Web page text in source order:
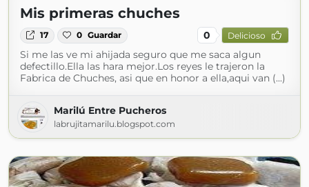
Mis primeras chuches
17 0 Guardar 0 Delicioso
Si me las ve mi ahijada seguro que me saca algun
defectillo.Ella las hara mejor.Los reyes le trajeron la
Fabrica de Chuches, asi que en honor a ella,aqui van (...)
Marilú Entre Pucheros
labrujitamarilu.blogspot.com